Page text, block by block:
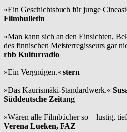
»Ein Geschichtsbuch für junge
Filmbulletin
»Man kann sich an den Einsichten,
des finnischen Meisterregisseurs gar
rbb Kulturradio
»Ein Vergnügen.« stern
»Das Kaurismäki-Standardwerk.«
Süddeutsche Zeitung
»Wären alle Filmbücher so – lustig,
Verena Lueken, FAZ